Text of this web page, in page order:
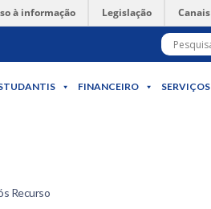
à informação Legislação Canais
FINANCEIRO SERVIÇOS
Recurso